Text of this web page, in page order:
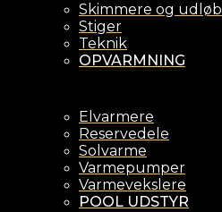
Skimmere og udløb
Stiger
Teknik
OPVARMNING
Elvarmere
Reservedele
Solvarme
Varmepumper
Varmevekslere
POOL UDSTYR